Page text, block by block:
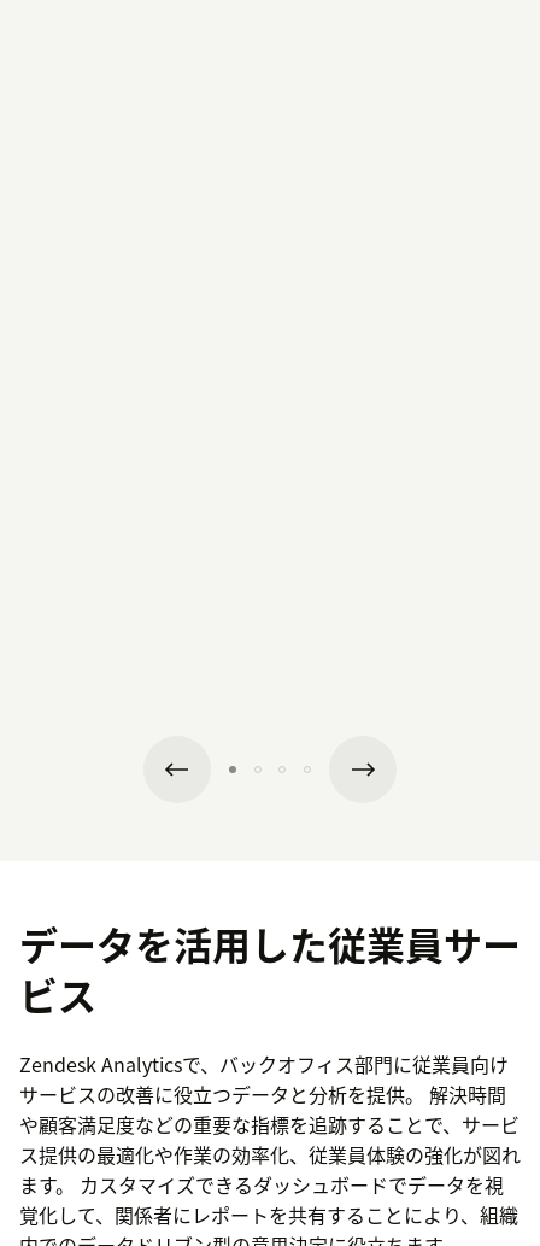
データを活用した従業員サー
ビス
Zendesk Analyticsで、バックオフィス部門に従業員向け
サービスの改善に役立つデータと分析を提供。 解決時間
や顧客満足度などの重要な指標を追跡することで、サービ
ス提供の最適化や作業の効率化、従業員体験の強化が図れ
ます。 カスタマイズできるダッシュボードでデータを視
覚化して、関係者にレポートを共有することにより、組織